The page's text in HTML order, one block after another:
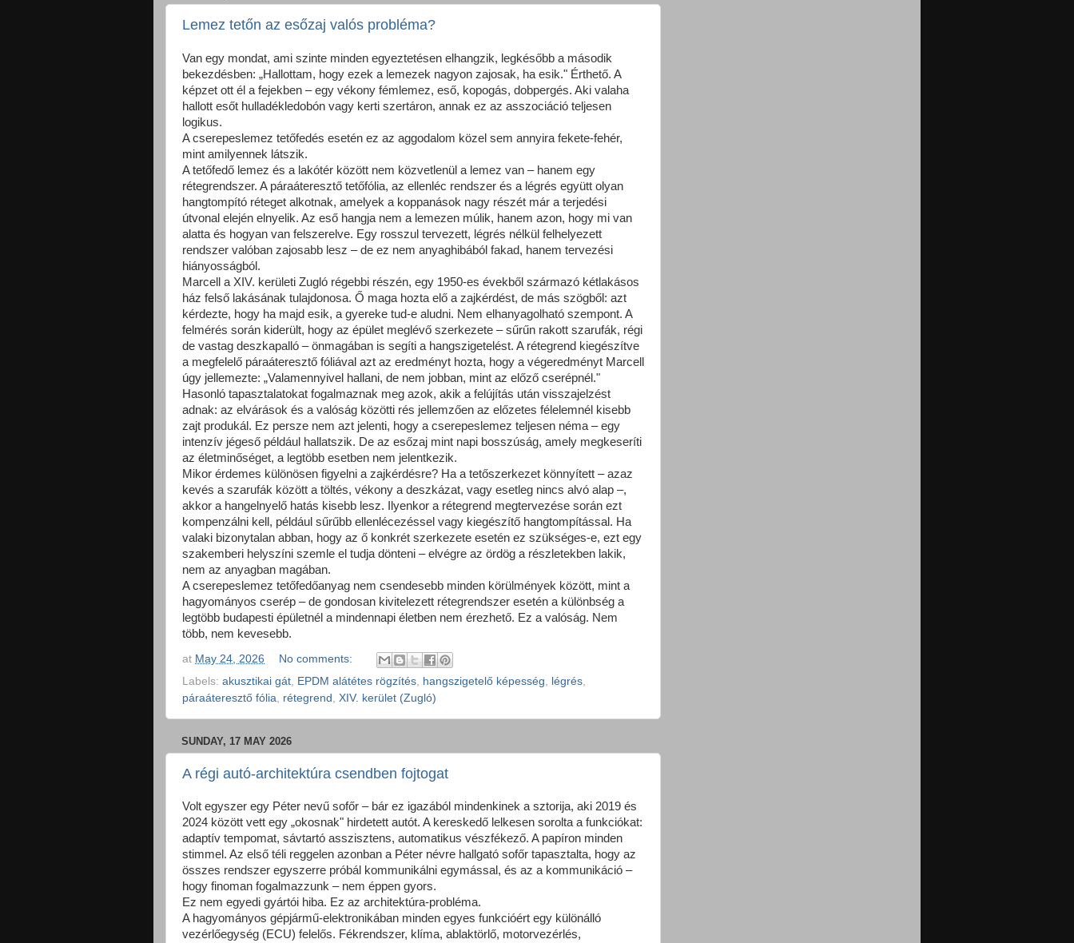
Lemez tetőn az esőzaj valós probléma?
Van egy mondat, ami szinte minden egyeztetésen elhangzik, legkésőbb a második
bekezdésben: „Hallottam, hogy ezek a lemezek nagyon zajosak, ha esik." Érthető. A
képzet ott él a fejekben – egy vékony fémlemez, eső, kopogás, dobpergés. Aki valaha
hallott esőt hulladékledobón vagy kerti szertáron, annak ez az asszociáció teljesen
logikus.
A cserepeslemez tetőfedés esetén ez az aggodalom közel sem annyira fekete-fehér,
mint amilyennek látszik.
A tetőfedő lemez és a lakótér között nem közvetlenül a lemez van – hanem egy
rétegrendszer. A páraáteresztő tetőfólia, az ellenléc rendszer és a légrés együtt olyan
hangtompító réteget alkotnak, amelyek a koppanások nagy részét már a terjedési
útvonal elején elnyelik. Az eső hangja nem a lemezen múlik, hanem azon, hogy mi van
alatta és hogyan van felszerelve. Egy rosszul tervezett, légrés nélkül felhelyezett
rendszer valóban zajosabb lesz – de ez nem anyaghibából fakad, hanem tervezési
hiányosságból.
Marcell a XIV. kerületi Zugló régebbi részén, egy 1950-es évekből származó kétlakásos
ház felső lakásának tulajdonosa. Ő maga hozta elő a zajkérdést, de más szögből: azt
kérdezte, hogy ha majd esik, a gyereke tud-e aludni. Nem elhanyagolható szempont. A
felmérés során kiderült, hogy az épület meglévő szerkezete – sűrűn rakott szarufák, régi
de vastag deszkapalló – önmagában is segíti a hangszigetelést. A rétegrend kiegészítve
a megfelelő páraáteresztő fóliával azt az eredményt hozta, hogy a végeredményt Marcell
úgy jellemezte: „Valamennyivel hallani, de nem jobban, mint az előző cserépnél."
Hasonló tapasztalatokat fogalmaznak meg azok, akik a felújítás után visszajelzést
adnak: az elvárások és a valóság közötti rés jellemzően az előzetes félelemnél kisebb
zajt produkál. Ez persze nem azt jelenti, hogy a cserepeslemez teljesen néma – egy
intenzív jégeső például hallatszik. De az esőzaj mint napi bosszúság, amely megkeseríti
az életminőséget, a legtöbb esetben nem jelentkezik.
Mikor érdemes különösen figyelni a zajkérdésre? Ha a tetőszerkezet könnyített – azaz
kevés a szarufák között a töltés, vékony a deszkázat, vagy esetleg nincs alvó alap –,
akkor a hangelnyelő hatás kisebb lesz. Ilyenkor a rétegrend megtervezése során ezt
kompenzálni kell, például sűrűbb ellenlécezéssel vagy kiegészítő hangtompítással. Ha
valaki bizonytalan abban, hogy az ő konkrét szerkezete esetén ez szükséges-e, ezt egy
szakemberi helyszíni szemle el tudja dönteni – elvégre az ördög a részletekben lakik,
nem az anyagban magában.
A cserepeslemez tetőfedőanyag nem csendesebb minden körülmények között, mint a
hagyományos cserép – de gondosan kivitelezett rétegrendszer esetén a különbség a
legtöbb budapesti épületnél a mindennapi életben nem érezhető. Ez a valóság. Nem
több, nem kevesebb.
at May 24, 2026
No comments:
Labels: akusztikai gát, EPDM alátétes rögzítés, hangszigetelő képesség, légrés,
páraáteresztő fólia, rétegrend , XIV. kerület (Zugló)
SUNDAY, 17 MAY 2026
A régi autó-architektúra csendben fojtogat
Volt egyszer egy Péter nevű sofőr – bár ez igazából mindenkinek a sztorija, aki 2019 és
2024 között vett egy „okosnak" hirdetett autót. A kereskedő lelkesen sorolta a funkciókat:
adaptív tempomat, sávtartó asszisztens, automatikus vészfékező. A papíron minden
stimmel. Az első téli reggelen azonban a Péter névre hallgató sofőr tapasztalta, hogy az
összes rendszer egyszerre próbál kommunikálni egymással, és az a kommunikáció –
hogy finoman fogalmazzunk – nem éppen gyors.
Ez nem egyedi gyártói hiba. Ez az architektúra-probléma.
A hagyományos gépjármű-elektronikában minden egyes funkcióért egy különálló
vezérlőegység (ECU) felelős. Fékrendszer, klíma, ablaktörlő, motorvezérlés,